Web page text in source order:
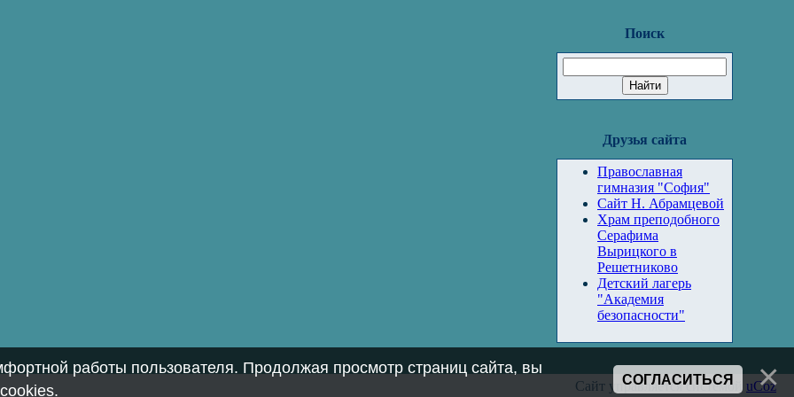
Поиск
Друзья сайта
Православная
гимназия "София"
Сайт Н. Абрамцевой
Храм преподобного
Серафима
Вырицкого в
Решетниково
Детский лагерь
"Академия
безопасности"
Сайт управляется системой uCoz
работы пользователя. Продолжая просмотр страниц сайта, вы
.
СОГЛАСИТЬСЯ